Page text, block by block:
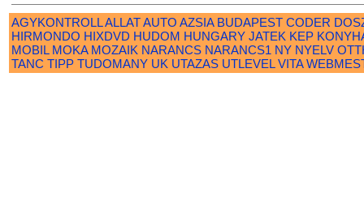
AGYKONTROLLALLATAUTO AZSIA BUDAPEST CODER
HIRMONDO HIXDVD HUDOM HUNGARY JATEK KEP
MOBIL MOKA MOZAIK NARANCS NARANCS1 NY NYELV
TANC TIPP TUDOMANY UK UTAZAS UTLEVEL VITA